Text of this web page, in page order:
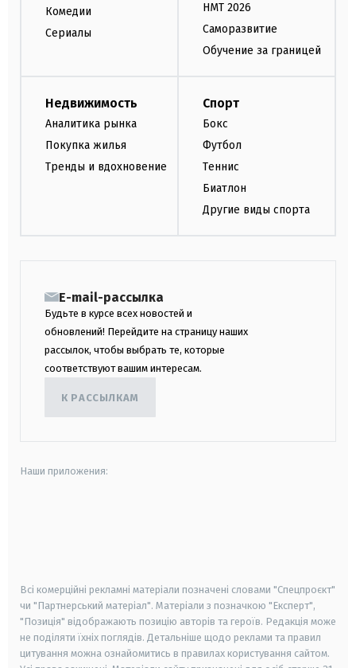
Комедии
Сериалы
НМТ 2026
Саморазвитие
Обучение за границей
Недвижимость
Аналитика рынка
Покупка жилья
Тренды и вдохновение
Спорт
Бокс
Футбол
Теннис
Биатлон
Другие виды спорта
E-mail-рассылка
Будьте в курсе всех новостей и
обновлений! Перейдите на страницу наших
рассылок, чтобы выбрать те, которые
соответствуют вашим интересам.
К РАССЫЛКАМ
Наши приложения:
Всі комерційні рекламні матеріали позначені словами "Спецпроєкт"
чи "Партнерський матеріал". Матеріали з позначкою "Експерт",
"Позиція" відображають позицію авторів та героїв. Редакція може
не поділяти їхніх поглядів. Детальніше щодо реклами та правил
цитування можна ознайомитись в правилах користування сайтом.